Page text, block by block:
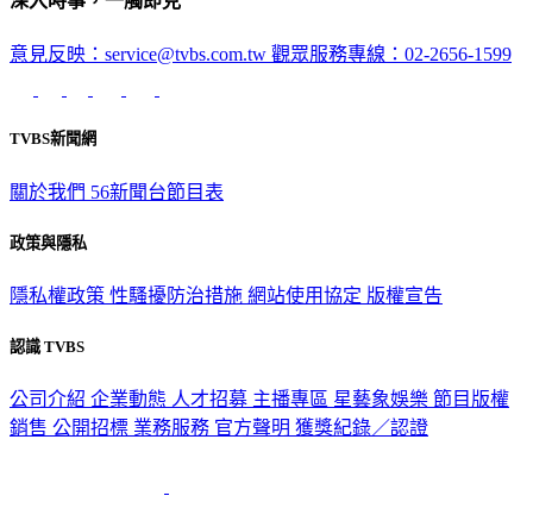
意見反映：service@tvbs.com.tw 觀眾服務專線：02-2656-1599
TVBS新聞網
關於我們 56新聞台節目表
政策與隱私
隱私權政策 性騷擾防治措施 網站使用協定 版權宣告
認識 TVBS
公司介紹 企業動態 人才招募 主播專區 星藝象娛樂 節目版權
銷售 公開招標 業務服務 官方聲明 獲獎紀錄／認證